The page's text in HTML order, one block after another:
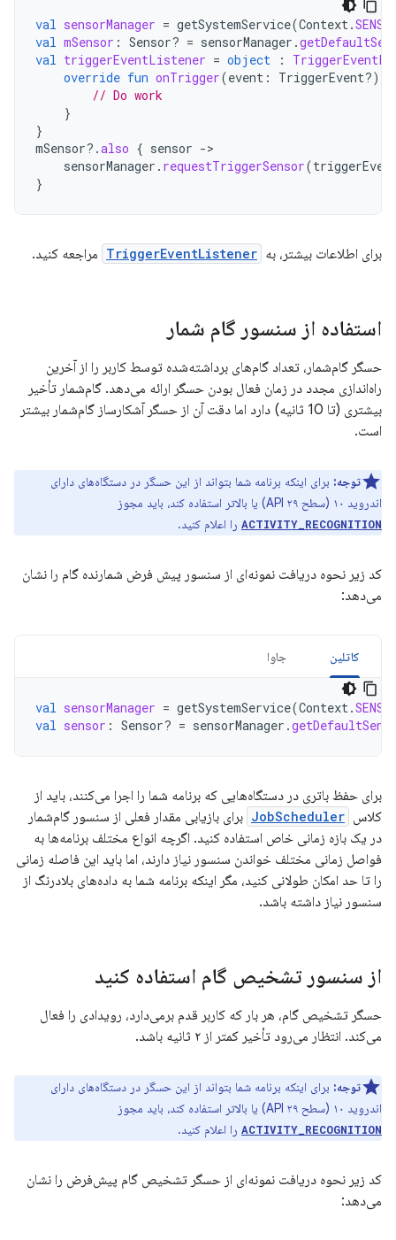
val sensorManager = getSystemService(Context .
val mSensor : Sensor? = sensorManager .
val triggerEventListener = object :
override fun onTrigger(event : TriggerEvent?)
// Do work
}
}
mSensor?.also { sensor -
sensorManager . requestTriggerSensor(
}
برای اطلاعات بیشتر، به TriggerEventListener مراجعه کنید.
استفاده از سنسور گام شمار
حسگر گام‌شمار، تعداد گام‌های برداشته‌شده توسط کاربر را از آخرین
راه‌اندازی مجدد در زمان فعال بودن حسگر ارائه می‌دهد. گام‌شمار تأخیر
بیشتری (تا 10 ثانیه) دارد اما دقت آن از حسگر آشکارساز گام‌شمار بیشتر
است.
توجه: برای اینکه برنامه شما بتواند از این حسگر در دستگاه‌های دارای
اندروید ۱۰ (سطح API ۲۹) یا بالاتر استفاده کند، باید مجوز
ACTIVITY_RECOGNITION را اعلام کنید.
کد زیر نحوه دریافت نمونه‌ای از سنسور پیش فرض شمارنده گام را نشان
می‌دهد:
کاتلین جاوا
val sensorManager = getSystemService(Context .
val sensor : Sensor? = sensorManager .
برای حفظ باتری در دستگاه‌هایی که برنامه شما را اجرا می‌کنند، باید از
کلاس JobScheduler برای بازیابی مقدار فعلی از سنسور گام‌شمار
در یک بازه زمانی خاص استفاده کنید. اگرچه انواع مختلف برنامه‌ها به
فواصل زمانی مختلف خواندن سنسور نیاز دارند، اما باید این فاصله زمانی
را تا حد امکان طولانی کنید، مگر اینکه برنامه شما به داده‌های بلادرنگ از
سنسور نیاز داشته باشد.
از سنسور تشخیص گام استفاده کنید
حسگر تشخیص گام، هر بار که کاربر قدم برمی‌دارد، رویدادی را فعال
می‌کند. انتظار می‌رود تأخیر کمتر از ۲ ثانیه باشد.
توجه: برای اینکه برنامه شما بتواند از این حسگر در دستگاه‌های دارای
اندروید ۱۰ (سطح API ۲۹) یا بالاتر استفاده کند، باید مجوز
ACTIVITY_RECOGNITION را اعلام کنید.
کد زیر نحوه دریافت نمونه‌ای از حسگر تشخیص گام پیش‌فرض را نشان
می‌دهد: